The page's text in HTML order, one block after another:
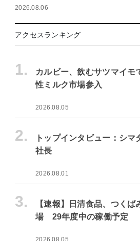
2026.08.06
アクセスランキング
1.
カルビー、飲むサツマイ
性ミルク市場参入
2026.08.05
2.
トップインタビュー：シマ
社長
2026.08.01
3.
【速報】日清食品、つくば
場 29年度中の稼働予定
2026.08.05